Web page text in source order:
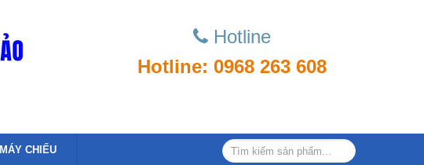
Hotline
Hotline: 0968 263 608
MÁY CHIẾU